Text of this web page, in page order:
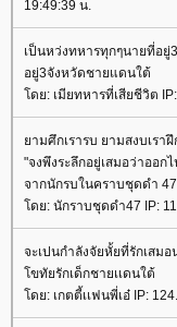
19:49:39 น.
เป็นหว่งทหารทุกๆนายที่อ
อยู่3จังหวัดชายแดนใต้
ดย: เมียทหารที่เสียชีวิต
ามศึกเรารบ ยามสงบเราฝึ
"จงพึงระลึกอยู่เสมอว่าออก
จากนักรบในคราบชุดดำ 47
ดย: นักราบชุดดำ47 IP:
จะเปนกำลังจัยหั้ยที่รักเสมอ
ขทัยรักเด็กชายเเดนใต้
ดย: เกตตี้เเฟนพี่เอ๋ IP: